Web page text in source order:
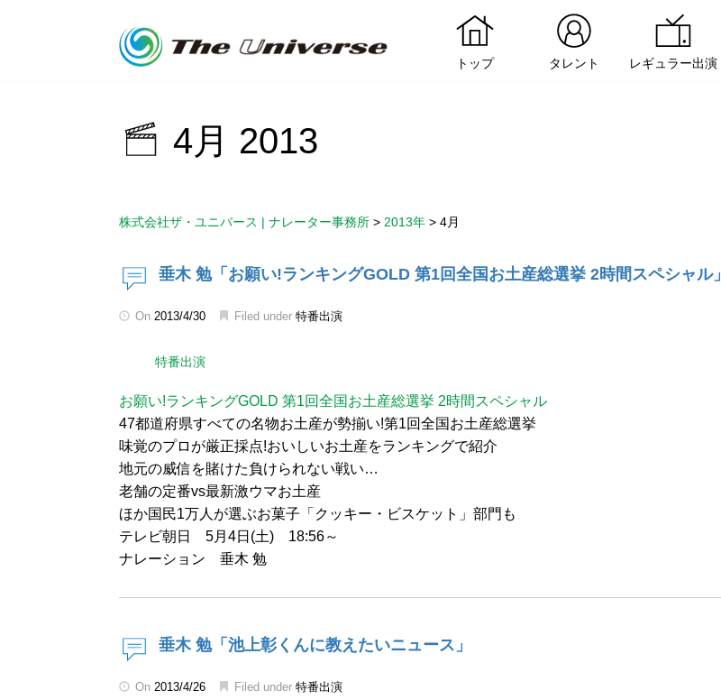
トップ タレント レギュラー出演
4月 2013
株式会社ザ・ユニバース | ナレーター事務所 > 2013年 > 4月
垂木 勉「お願い!ランキングGOLD 第1回全国お土産総選挙 2時間スペシャル」
On 2013/4/30 Filed under 特番出演
特番出演
お願い!ランキングGOLD 第1回全国お土産総選挙 2時間スペシャル
47都道府県すべての名物お土産が勢揃い!第1回全国お土産総選挙
味覚のプロが厳正採点!おいしいお土産をランキングで紹介
地元の威信を賭けた負けられない戦い…
老舗の定番vs最新激ウマお土産
ほか国民1万人が選ぶお菓子「クッキー・ビスケット」部門も
テレビ朝日 5月4日(土) 18:56～
ナレーション 垂木 勉
垂木 勉「池上彰くんに教えたいニュース」
On 2013/4/26 Filed under 特番出演